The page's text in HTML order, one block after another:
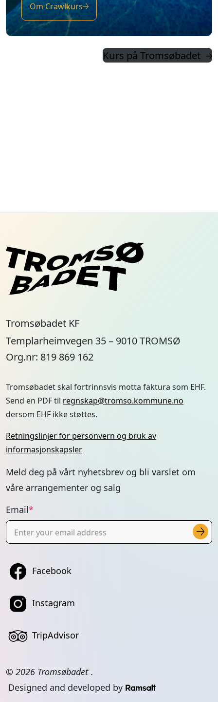
Om Crawlkurs
Kurs på Tromsøbadet
Tromsøbadet KF
Templarheimvegen 35 – 9010 TROMSØ
Org.nr: 819 869 162
Tromsøbadet skal fortrinnsvis motta faktura som EHF.
Send en PDF til regnskap@tromso.kommune.no
dersom EHF ikke støttes.
Retningslinjer for personvern og bruk av
informasjonskapsler
Meld deg på vårt nyhetsbrev og bli varslet om
våre arrangementer og salg
Email
Facebook
Instagram
TripAdvisor
© 2026 Tromsøbadet .
Designed and developed by